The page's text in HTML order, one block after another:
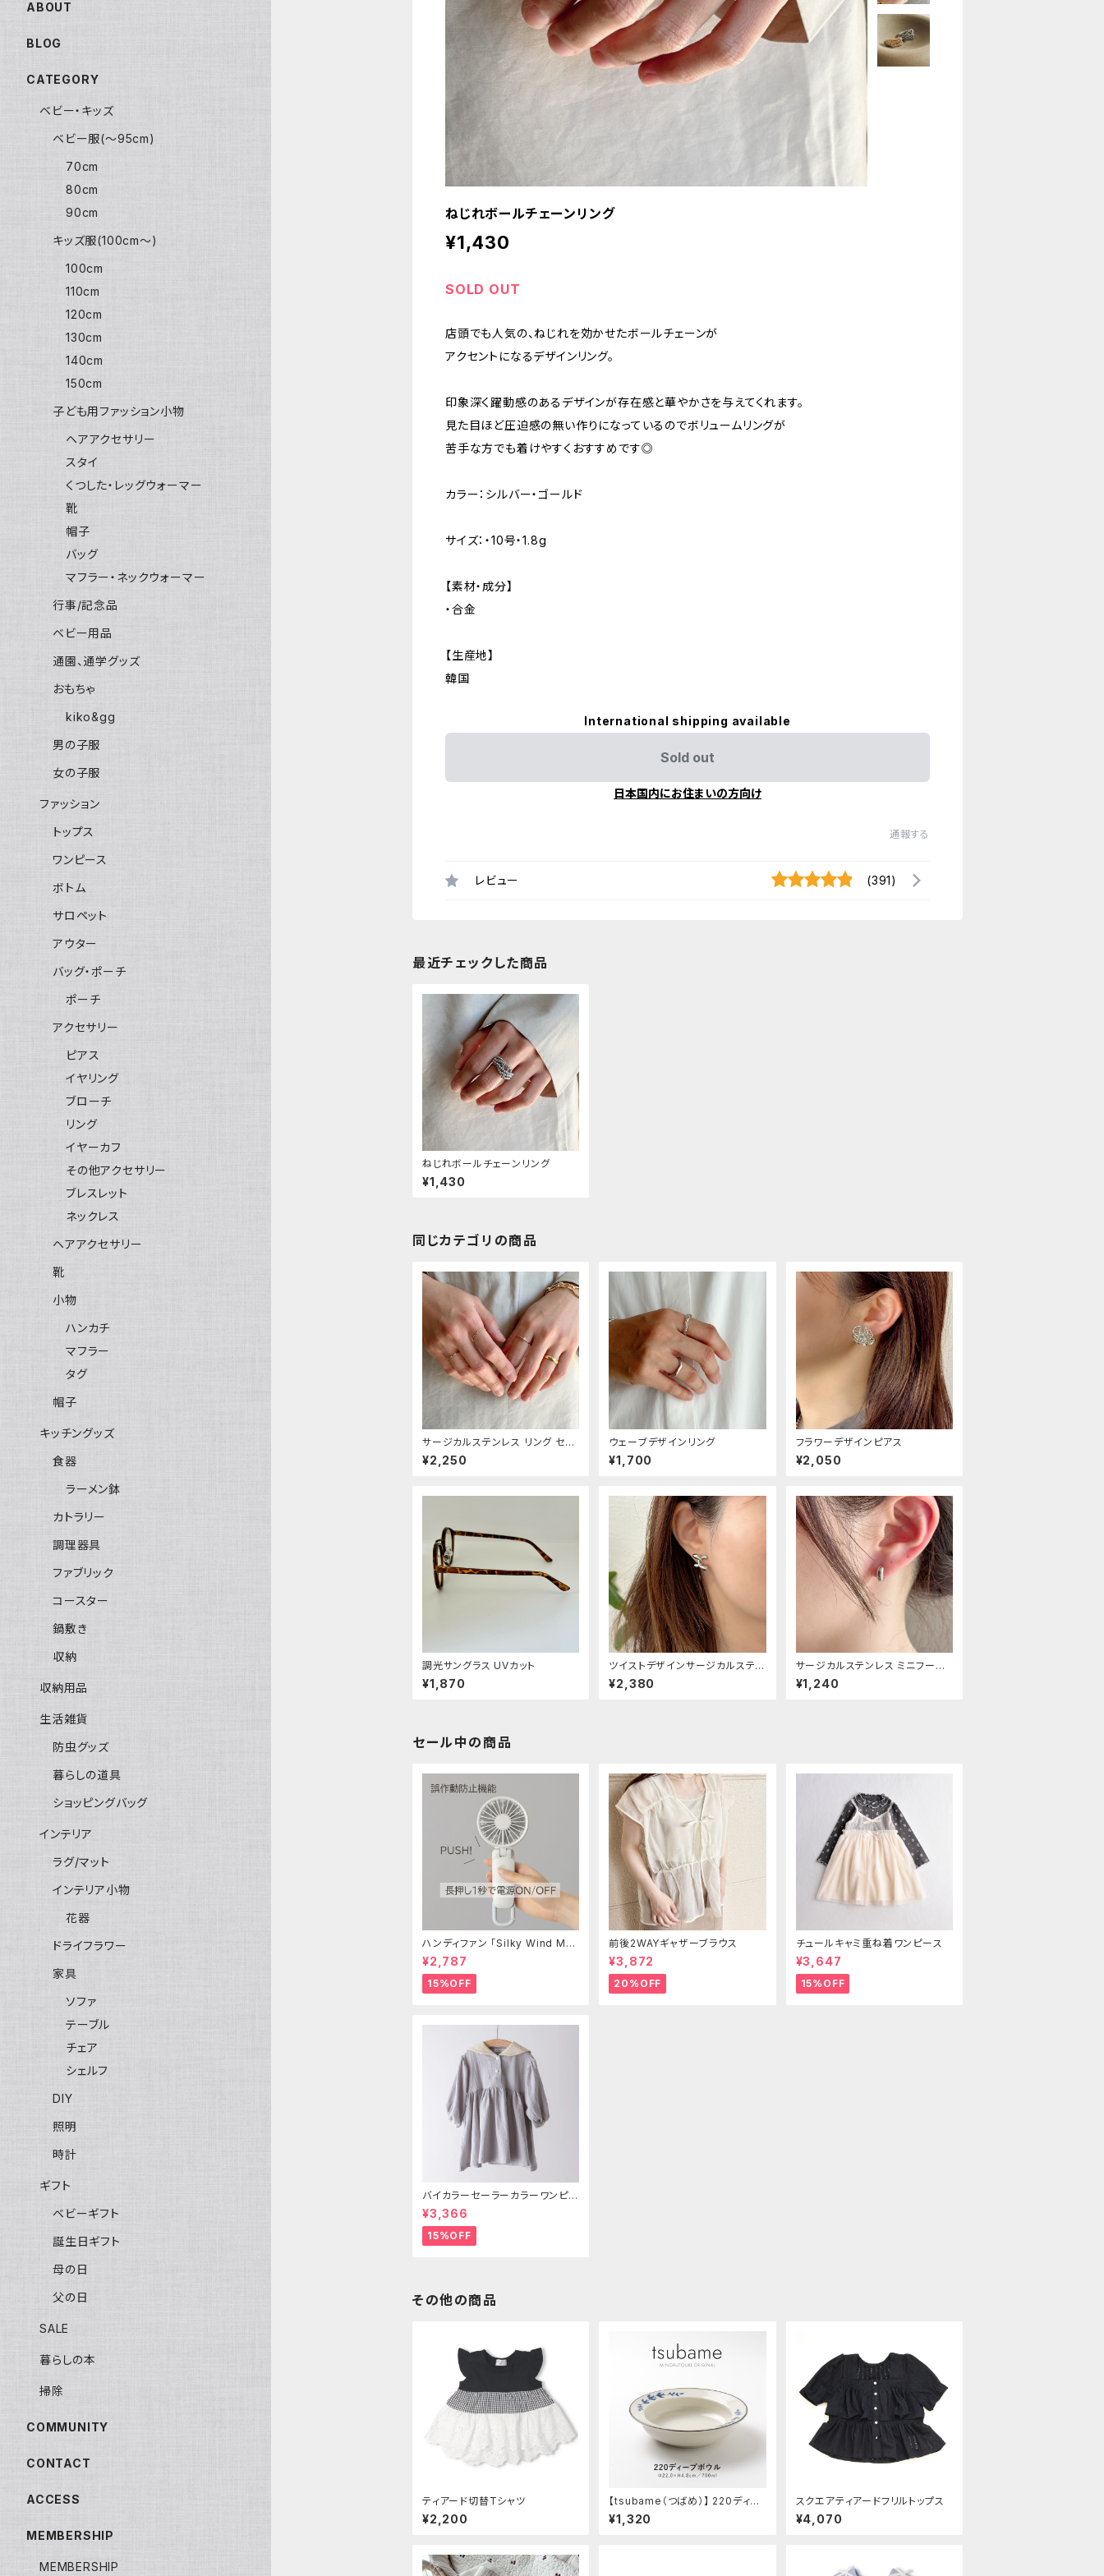
ねじれボールチェーンリング
¥1,430
SOLD OUT
店頭でも人気の、ねじれを効かせたボールチェーンが
アクセントになるデザインリング。
印象深く躍動感のあるデザインが存在感と華やかさを与えてくれます。
見た目ほど圧迫感の無い作りになっているのでボリュームリングが
苦手な方でも着けやすくおすすめです◎
カラー：シルバー・ゴールド
サイズ：・10号・1.8g
【素材・成分】
・合金
【生産地】
韓国
International shipping available
Sold out
日本国内にお住まいの方向け
通報する
レビュー (391)
最近チェックした商品
ねじれボールチェーンリング
¥1,430
同じカテゴリの商品
サージカルステンレス リング セッ
ト
¥2,250
ウェーブデザインリング
¥1,700
フラワーデザインピアス
¥2,050
調光サングラス UVカット
¥1,870
ツイストデザインサージカルステン
レスピアス
¥2,380
サージカルステンレス ミニフープ
ピアス
¥1,240
セール中の商品
ハンディファン 「Silky Wind Mo
bile 3.2」
¥2,787
15%OFF
前後2WAYギャザーブラウス
¥3,872
20%OFF
チュールキャミ重ね着ワンピース
¥3,647
15%OFF
バイカラーセーラーカラーワンピー
ス
¥3,366
15%OFF
その他の商品
ティアード切替Tシャツ
¥2,200
【tsubame（つばめ）】 220ディー
プボウル [日本製 美濃焼 食器 深
皿]オリジナル
¥1,320
スクエアティアードフリルトップス
¥4,070
ABOUT
BLOG
CATEGORY
ベビー・キッズ
ベビー服(〜95cm)
70cm
80cm
90cm
キッズ服(100cm〜)
100cm
110cm
120cm
130cm
140cm
150cm
子ども用ファッション小物
ヘアアクセサリー
スタイ
くつした・レッグウォーマー
靴
帽子
バッグ
マフラー・ネックウォーマー
行事/記念品
ベビー用品
通園、通学グッズ
おもちゃ
kiko&gg
男の子服
女の子服
ファッション
トップス
ワンピース
ボトム
サロペット
アウター
バッグ・ポーチ
ポーチ
アクセサリー
ピアス
イヤリング
ブローチ
リング
イヤーカフ
その他アクセサリー
ブレスレット
ネックレス
ヘアアクセサリー
靴
小物
ハンカチ
マフラー
タグ
帽子
キッチングッズ
食器
ラーメン鉢
カトラリー
調理器具
ファブリック
コースター
鍋敷き
収納
収納用品
生活雑貨
防虫グッズ
暮らしの道具
ショッピングバッグ
インテリア
ラグ/マット
インテリア小物
花器
ドライフラワー
家具
ソファ
テーブル
チェア
シェルフ
DIY
照明
時計
ギフト
ベビーギフト
誕生日ギフト
母の日
父の日
SALE
暮らしの本
掃除
COMMUNITY
CONTACT
ACCESS
MEMBERSHIP
MEMBERSHIP